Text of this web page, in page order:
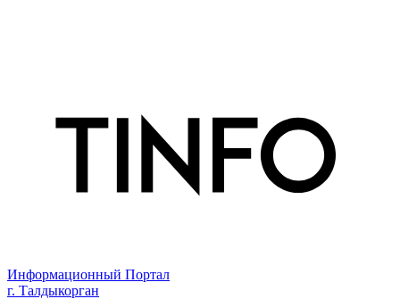
Информационный Портал
г. Талдыкорган